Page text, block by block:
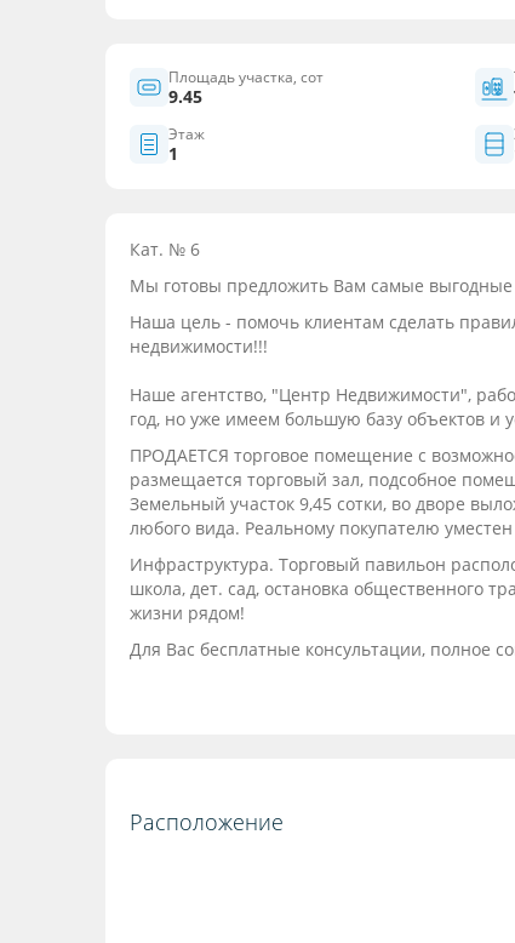
Площадь участка, сот
9.45
Этаж
1
Кат. № 6
Мы готовы предложить Вам самые выгодные
Наша цель - помочь клиентам сделать
недвижимости!!!
Наше агентство, "Центр Недвижимости",
год, но уже имеем большую базу объектов и
ПРОДАЕТСЯ торговое помещение с
размещается торговый зал, подсобное
Земельный участок 9,45 сотки, во дворе
любого вида. Реальному покупателю
Инфраструктура. Торговый павильон
школа, дет. сад, остановка общественного
жизни рядом!
Для Вас бесплатные консультации, полное
Расположение